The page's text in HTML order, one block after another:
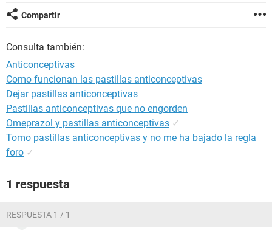
Compartir
Consulta también:
Anticonceptivas
Como funcionan las pastillas anticonceptivas
Dejar pastillas anticonceptivas
Pastillas anticonceptivas que no engorden
Omeprazol y pastillas anticonceptivas ✓
Tomo pastillas anticonceptivas y no me ha bajado la regla
foro ✓
1 respuesta
RESPUESTA 1 / 1